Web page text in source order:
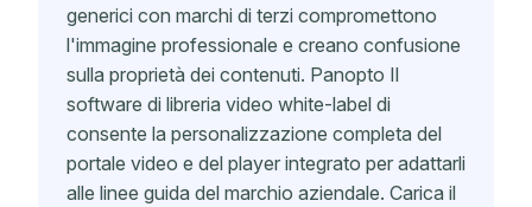
generici con marchi di terzi compromettono
l'immagine professionale e creano confusione
sulla proprietà dei contenuti. Panopto Il
software di libreria video white-label di
consente la personalizzazione completa del
portale video e del player integrato per adattarli
alle linee guida del marchio aziendale. Carica il